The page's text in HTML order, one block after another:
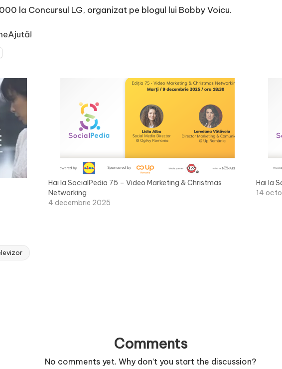
la Concursul LG, organizat pe blogul lui Bobby Voicu.
Hai la SocialPedia 75 – Video Marketing & Christmas
Networking
4 decembrie 2025
Hai la
14
Comments
No comments yet. Why don’t you start the discussion?